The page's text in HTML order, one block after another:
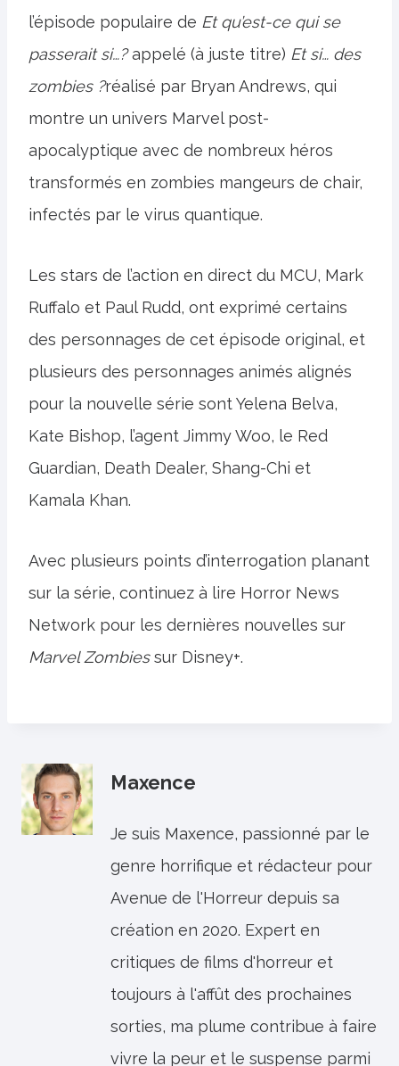
l’épisode populaire de Et qu’est-ce qui se
passerait si…?appelé (à juste titre) Et si… des
zombies ?réalisé par Bryan Andrews, qui
montre un univers Marvel post-
apocalyptique avec de nombreux héros
transformés en zombies mangeurs de chair,
infectés par le virus quantique.
Les stars de l’action en direct du MCU, Mark
Ruffalo et Paul Rudd, ont exprimé certains
des personnages de cet épisode original, et
plusieurs des personnages animés alignés
pour la nouvelle série sont Yelena Belva,
Kate Bishop, l’agent Jimmy Woo, le Red
Guardian, Death Dealer, Shang-Chi et
Kamala Khan.
Avec plusieurs points d’interrogation planant
sur la série, continuez à lire Horror News
Network pour les dernières nouvelles sur
Marvel Zombiessur Disney+.
Maxence
Je suis Maxence, passionné par le
genre horrifique et rédacteur pour
Avenue de l'Horreur depuis sa
création en 2020. Expert en
critiques de films d'horreur et
toujours à l'affût des prochaines
sorties, ma plume contribue à faire
vivre la peur et le suspense parmi